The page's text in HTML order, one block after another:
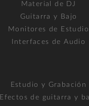
Material de DJ
Guitarra y Bajo
Monitores de Estudio
Interfaces de Audio
Estudio y Grabación
Efectos de guitarra y